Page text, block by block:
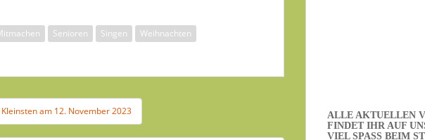
Senioren Singen Weihnachten
am 12. November 2023
ALLE AKTUELLEN
FINDET IHR AUF
VIEL SPASS BEIM